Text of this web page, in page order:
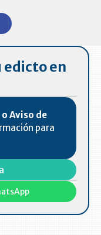
edicto en
Aviso de
para